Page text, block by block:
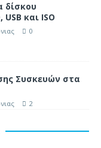
δίσκου
και ISO
0
Συσκευών στα
2